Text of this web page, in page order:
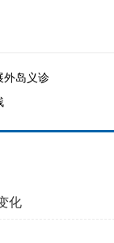
外岛义诊
化